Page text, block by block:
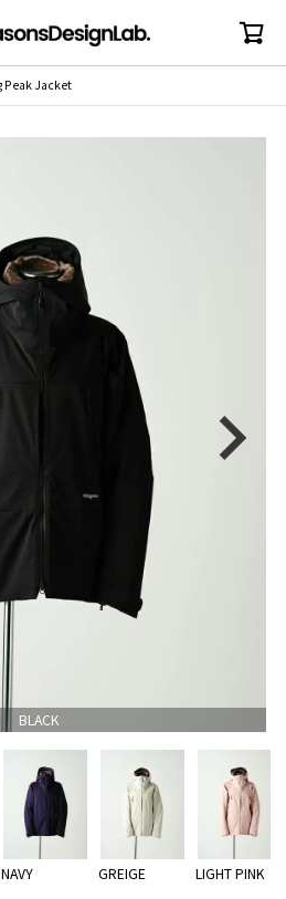
Peak Jacket
BLACK
NAVY GREIGE LIGHT PINK